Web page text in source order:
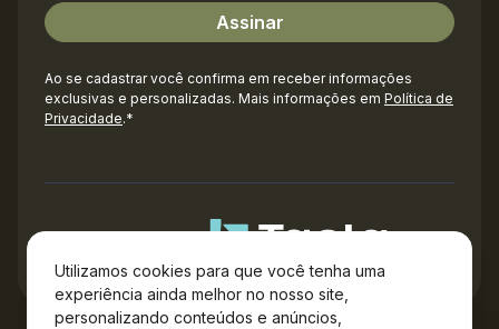
Utilizamos cookies para que você tenha uma
experiência ainda melhor no nosso site,
personalizando conteúdos e anúncios,
Ao se cadastrar você confirma em receber informações
exclusivas e personalizadas. Mais informações em Política de
Privacidade.*